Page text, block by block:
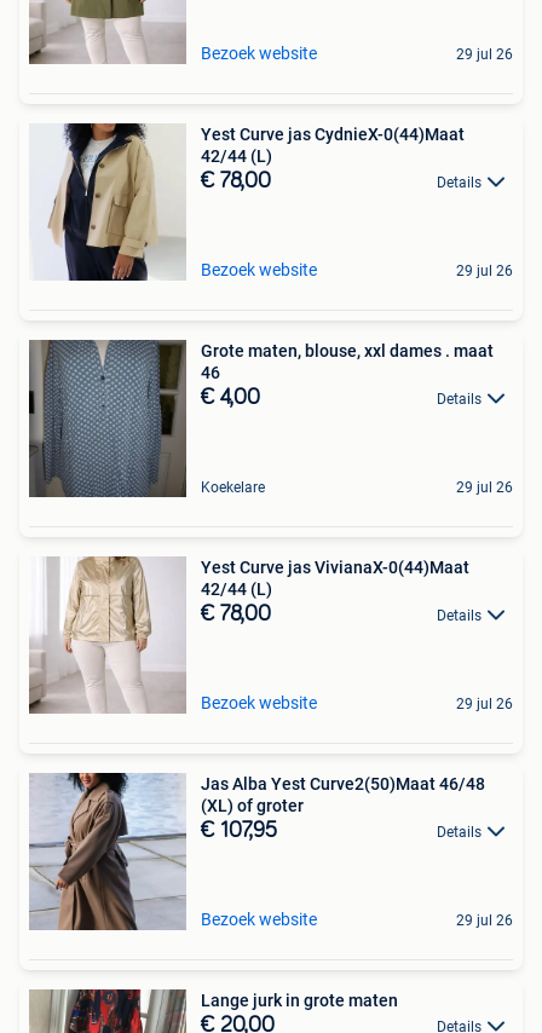
Bezoek website 29 jul 26
Yest Curve jas CydnieX-0(44)Maat
42/44 (L)
€ 78,00 Details
Bezoek website 29 jul 26
Grote maten, blouse, xxl dames . maat
46
€ 4,00 Details
Koekelare 29 jul 26
Yest Curve jas VivianaX-0(44)Maat
42/44 (L)
€ 78,00 Details
Bezoek website 29 jul 26
Jas Alba Yest Curve2(50)Maat 46/48
(XL) of groter
€ 107,95 Details
Bezoek website 29 jul 26
Lange jurk in grote maten
€ 20,00 Details